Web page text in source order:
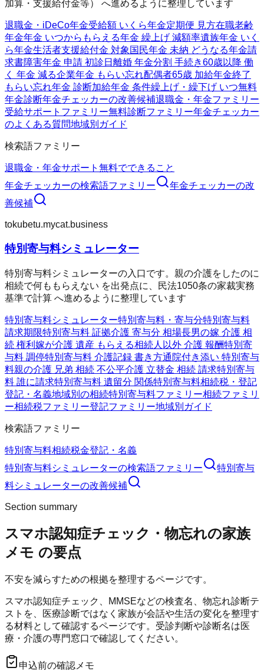
加算・支援給付金等） へ進めるように整理しています
退職金・iDeCo年金受給額 いくら年金定期便 見方在職老齢
年金年金 いつからもらえる年金 繰上げ 減額率遺族年金 いく
ら年金生活者支援給付金 対象 国民年金 未納 どうなる年金請
求書障害年金 申請 初診日 離婚 年金分割 手続き60歳以降 働
く 年金 減る企業年金 もらい忘れ配偶者65歳 加給年金終了
もらい忘れ年金 診断加給年金 条件繰上げ・繰下げ いつ無料
年金診断年金チェッカーの改善候補退職金・年金ファミリー
受給サポートファミリー無料診断ファミリー年金チェッカー
のよくある質問地域別ガイド
検索語ファミリー
退職金・年金サポート 無料でできること
年金チェッカーの検索語ファミリー 年金チェッカーの改
善候補
tokubetu.mycat.business
特別寄与料シミュレーター
特別寄与料シミュレーターの入口です。親の介護をしたのに
相続で何ももらえない を出発点に、民法1050条の家裁実務
基準で計算 へ進めるように整理しています
特別寄与料シミュレーター特別寄与料・寄与分特別寄与料
請求期限特別寄与料 証拠介護 寄与分 相場長男の嫁 介護 相
続 権利 嫁が介護 遺産 もらえる相続人以外 介護 報酬特別寄
与料 調停特別寄与料 介護記録 書き方通院付き添い 特別寄与
料親の介護 兄弟 相続 不公平介護 立替金 相続 請求特別寄与
料 誰に請求特別寄与料 遺留分 関係特別寄与料相続税・登記
登記・名義地域別の相続特別寄与料ファミリー相続ファミリ
ー相続税ファミリー登記ファミリー地域別ガイド
検索語ファミリー
特別寄与料相続税金登記・名義
特別寄与料シミュレーターの検索語ファミリー
特別寄与
料シミュレーターの改善候補
Section summary
スマホ認知症チェック・物忘れの家族
メモ の要点
不安を減らすための根拠を整理するページです。
スマホ認知症チェック、MMSEなどの検査名、物忘れ診断テ
ストを、医療診断ではなく家族が会話や生活の変化を整理す
る材料として確認するページです。受診判断や診断名は医
療・介護の専門窓口で確認してください。
申込前の確認メモ